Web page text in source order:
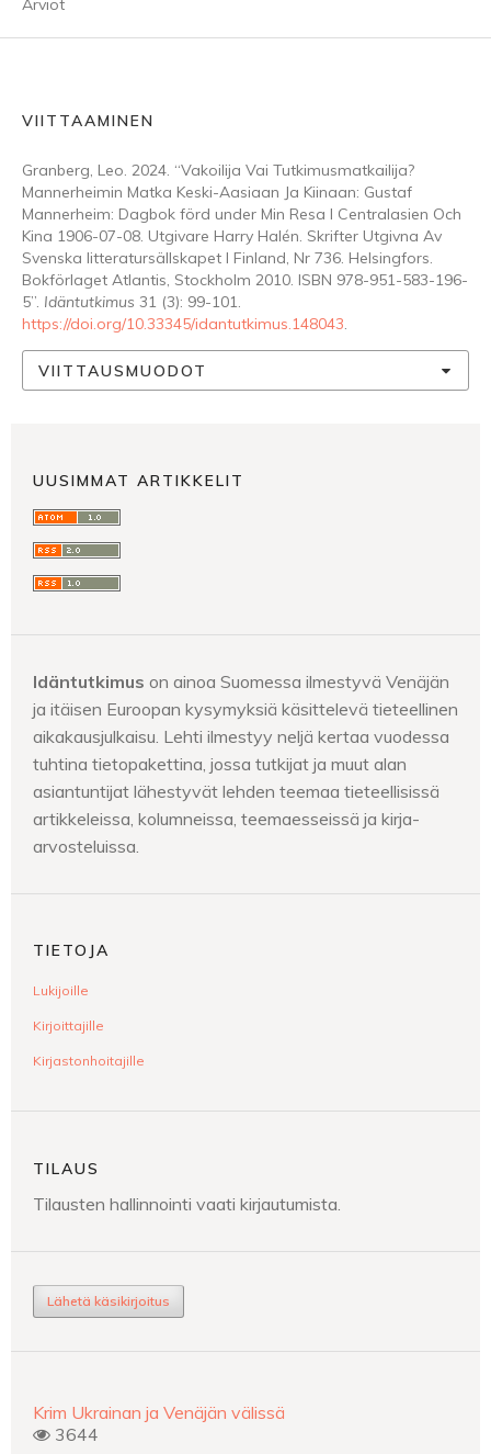
Arviot
VIITTAAMINEN
Granberg, Leo. 2024. “Vakoilija Vai Tutkimusmatkailija?
Mannerheimin Matka Keski-Aasiaan Ja Kiinaan: Gustaf
Mannerheim: Dagbok förd under Min Resa I Centralasien Och
Kina 1906-07-08. Utgivare Harry Halén. Skrifter Utgivna Av
Svenska litteratursällskapet I Finland, Nr 736. Helsingfors.
Bokförlaget Atlantis, Stockholm 2010. ISBN 978-951-583-196-
5”. Idäntutkimus 31 (3): 99-101.
https://doi.org/10.33345/idantutkimus.148043.
VIITTAUSMUODOT
UUSIMMAT ARTIKKELIT
Idäntutkimus on ainoa Suomessa ilmestyvä Venäjän
ja itäisen Euroopan kysymyksiä käsittelevä tieteellinen
aikakausjulkaisu. Lehti ilmestyy neljä kertaa vuodessa
tuhtina tietopakettina, jossa tutkijat ja muut alan
asiantuntijat lähestyvät lehden teemaa tieteellisissä
artikkeleissa, kolumneissa, teemaesseissä ja kirja-
arvosteluissa.
TIETOJA
Lukijoille
Kirjoittajille
Kirjastonhoitajille
TILAUS
Tilausten hallinnointi vaati kirjautumista.
Lähetä käsikirjoitus
Krim Ukrainan ja Venäjän välissä
3644